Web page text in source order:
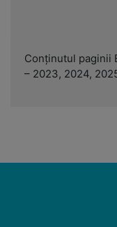
Conținutul paginii
– 2023, 2024,